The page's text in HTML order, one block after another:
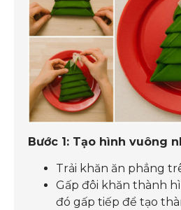
Bước 1: Tạo hình vuông
Trải khăn ăn phẳng
Gấp đôi khăn thành
đó gấp tiếp để tạo